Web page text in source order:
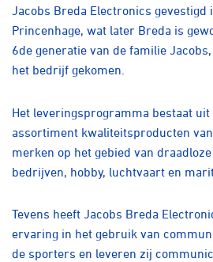
Shop
Producten en diensten
Over ons
Lid worden
Jacobs Breda Electronics gevestigd
Princenhage, wat later Breda is
6de generatie van de familie
het bedrijf gekomen.
Het leveringsprogramma bestaat uit
assortiment kwaliteitsproducten
merken op het gebied van
bedrijven, hobby, luchtvaart en
Tevens heeft Jacobs Breda
ervaring in het gebruik van
de sporters en leveren zij
BMX freestyle
Pumptrack